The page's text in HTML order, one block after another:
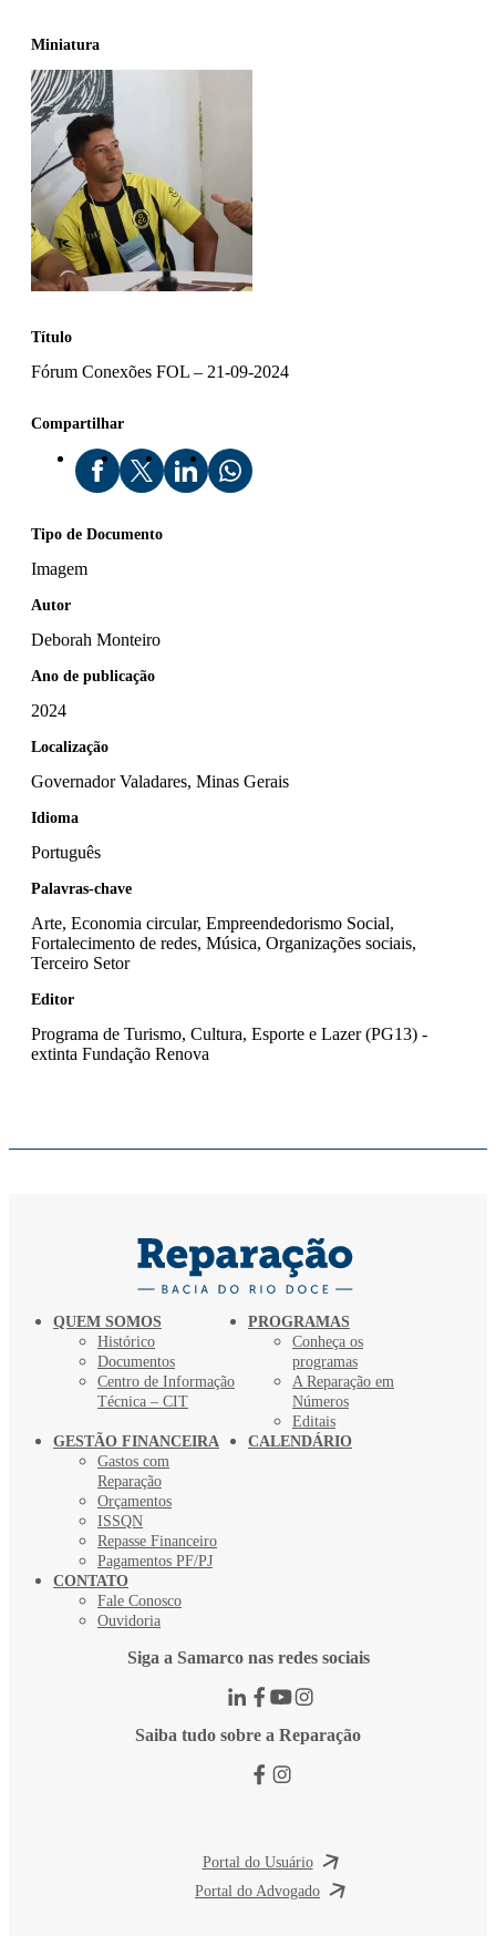
Título
Fórum Conexões FOL – 21-09-2024
Miniatura
Compartilhar
Tipo de Documento
Imagem
Autor
Deborah Monteiro
Ano de publicação
2024
Localização
Governador Valadares, Minas Gerais
Idioma
Português
Palavras-chave
Arte, Economia circular, Empreendedorismo Social,
Fortalecimento de redes, Música, Organizações sociais,
Terceiro Setor
Editor
Programa de Turismo, Cultura, Esporte e Lazer (PG13) -
extinta Fundação Renova
QUEM SOMOS
Histórico
Documentos
Centro de Informação
Técnica – CIT
PROGRAMAS
Conheça os
programas
A Reparação em
Números
Editais
GESTÃO FINANCEIRA
Gastos com
Reparação
Orçamentos
ISSQN
Repasse Financeiro
Pagamentos PF/PJ
CALENDÁRIO
CONTATO
Fale Conosco
Ouvidoria
Siga a Samarco nas redes sociais
Saiba tudo sobre a Reparação
Portal do Usuário
Portal do Advogado